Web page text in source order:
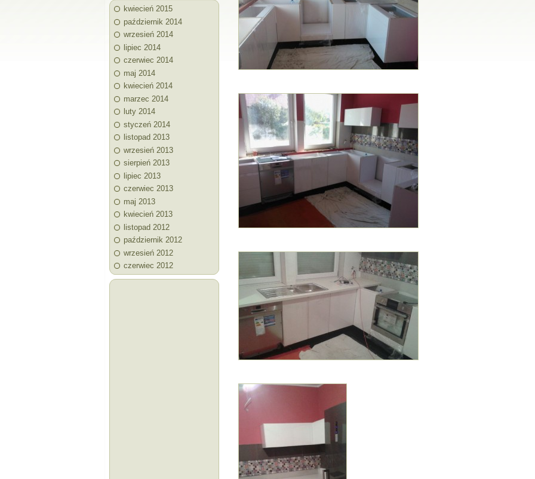
kwiecień 2015
październik 2014
wrzesień 2014
lipiec 2014
czerwiec 2014
maj 2014
kwiecień 2014
marzec 2014
luty 2014
styczeń 2014
listopad 2013
wrzesień 2013
sierpień 2013
lipiec 2013
czerwiec 2013
maj 2013
kwiecień 2013
listopad 2012
październik 2012
wrzesień 2012
czerwiec 2012